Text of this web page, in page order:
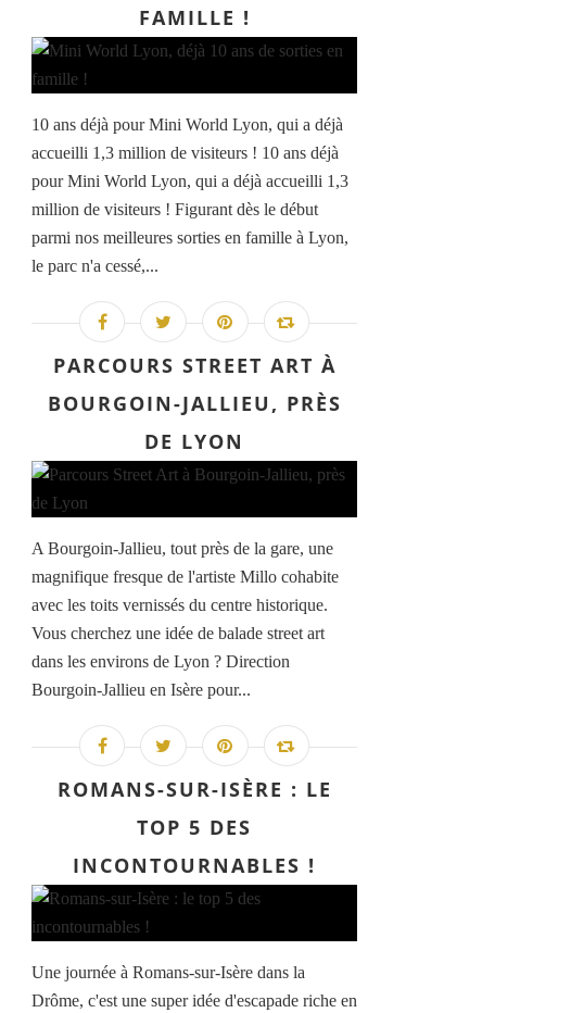
FAMILLE !
10 ans déjà pour Mini World Lyon, qui a déjà
accueilli 1,3 million de visiteurs ! 10 ans déjà
pour Mini World Lyon, qui a déjà accueilli 1,3
million de visiteurs ! Figurant dès le début
parmi nos meilleures sorties en famille à Lyon,
le parc n'a cessé,...
PARCOURS STREET ART À
BOURGOIN-JALLIEU, PRÈS
DE LYON
A Bourgoin-Jallieu, tout près de la gare, une
magnifique fresque de l'artiste Millo cohabite
avec les toits vernissés du centre historique.
Vous cherchez une idée de balade street art
dans les environs de Lyon ? Direction
Bourgoin-Jallieu en Isère pour...
ROMANS-SUR-ISÈRE : LE
TOP 5 DES
INCONTOURNABLES !
Une journée à Romans-sur-Isère dans la
Drôme, c'est une super idée d'escapade riche en